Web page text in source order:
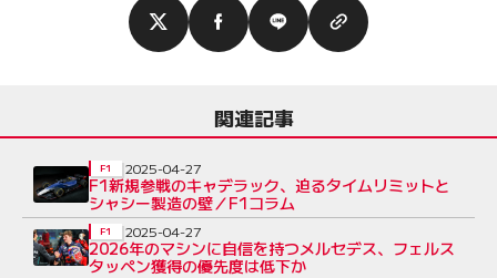
関連記事
F1新規参戦のキャデラック、迫るタイムリミットと
シャシー製造の壁／F1コラム
F1 2025-04-27
2026年のマシンに自信を持つメルセデス、フェルス
タッペン獲得の優先度は低下か
F1 2025-04-27